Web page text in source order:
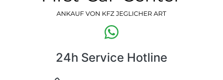
24h Service Hotline